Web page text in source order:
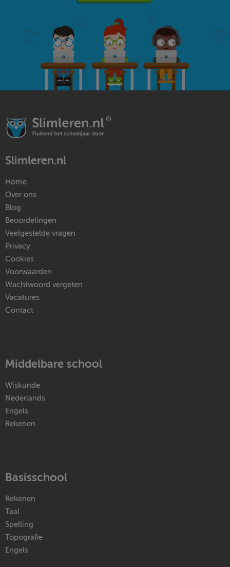
Slimleren.nl
Home
Over ons
Blog
Beoordelingen
Veelgestelde vragen
Privacy
Cookies
Voorwaarden
Wachtwoord vergeten
Vacatures
Contact
Middelbare school
Wiskunde
Nederlands
Engels
Rekenen
Basisschool
Rekenen
Taal
Spelling
Topografie
Engels